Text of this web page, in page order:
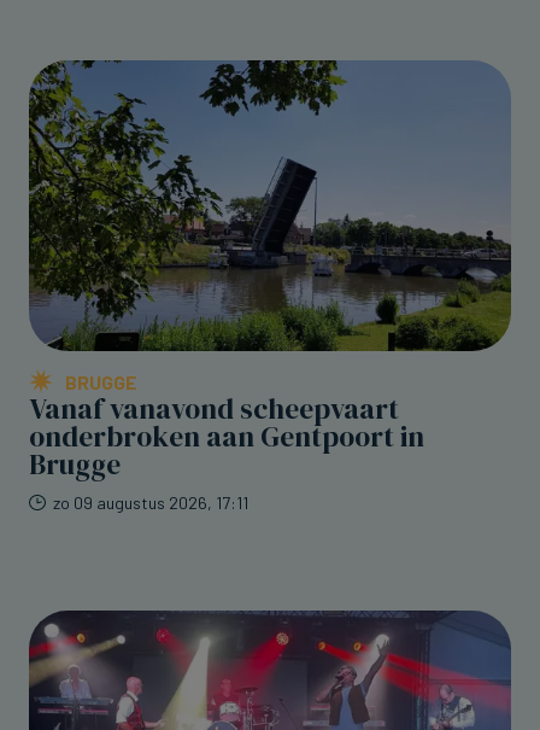
BRUGGE
Vanaf vanavond scheepvaart
onderbroken aan Gentpoort in
Brugge
zo 09 augustus 2026, 17:11